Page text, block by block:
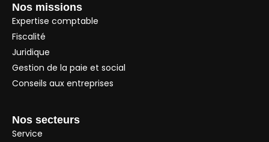
Nos missions
Expertise comptable
Fiscalité
Juridique
Gestion de la paie et social
Conseils aux entreprises
Nos secteurs
Service